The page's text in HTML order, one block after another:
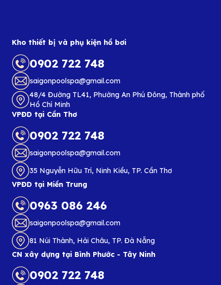
Kho thiết bị và phụ kiện hồ bơi
0902 722 748
saigonpoolspa@gmail.com
48/4 Đường TL41, Phường An Phú Đông, Thành phố
Hồ Chí Minh
VPĐD tại Cần Thơ
0902 722 748
saigonpoolspa@gmail.com
35 Nguyễn Hữu Trí, Ninh Kiều, TP. Cần Thơ
VPĐD tại Miền Trung
0963 086 246
saigonpoolspa@gmail.com
81 Núi Thành, Hải Châu, TP. Đà Nẵng
CN xây dựng tại Bình Phước - Tây Ninh
0902 722 748